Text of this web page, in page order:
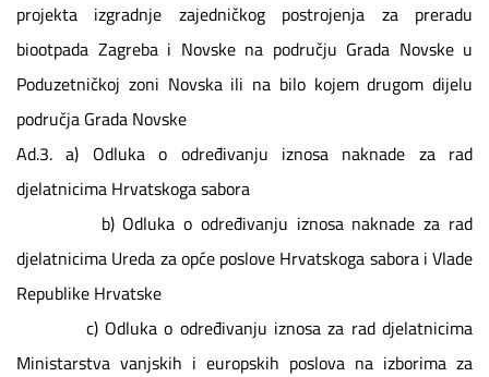
projekta izgradnje zajedničkog postrojenja za preradu
biootpada Zagreba i Novske na području Grada Novske u
Poduzetničkoj zoni Novska ili na bilo kojem drugom dijelu
područja Grada Novske
Ad.3. a) Odluka o određivanju iznosa naknade za rad
djelatnicima Hrvatskoga sabora
b) Odluka o određivanju iznosa naknade za rad
djelatnicima Ureda za opće poslove Hrvatskoga sabora i Vlade
Republike Hrvatske
c) Odluka o određivanju iznosa za rad djelatnicima
Ministarstva vanjskih i europskih poslova na izborima za